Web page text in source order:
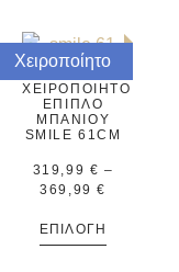
Χειροποίητο
ΧΕΙΡΟΠΟΊΗΤΟ
ΈΠΙΠΛΟ
ΜΠΆΝΙΟΥ
SMILE 61CM
319,99 € –
369,99€
ΕΠΙΛΟΓΉ